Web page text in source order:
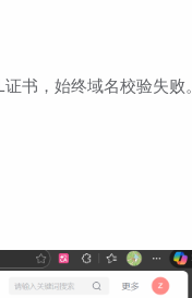
书，始终域名校验失败。